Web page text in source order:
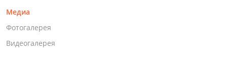
Медиа
Фотогалерея
Видеогалерея